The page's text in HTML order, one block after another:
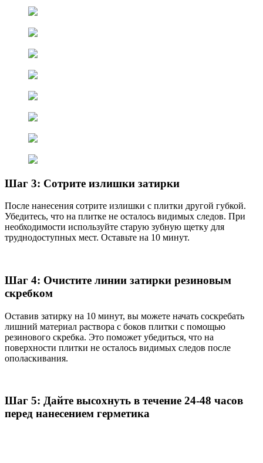
Шаг 3: Сотрите излишки затирки
После нанесения сотрите излишки с плитки другой губкой.
Убедитесь, что на плитке не осталось видимых следов. При
необходимости используйте старую зубную щетку для
труднодоступных мест. Оставьте на 10 минут.
Шаг 4: Очистите линии затирки резиновым
скребком
Оставив затирку на 10 минут, вы можете начать соскребать
лишний материал раствора с боков плитки с помощью
резинового скребка. Это поможет убедиться, что на
поверхности плитки не осталось видимых следов после
ополаскивания.
Шаг 5: Дайте высохнуть в течение 24-48 часов
перед нанесением герметика